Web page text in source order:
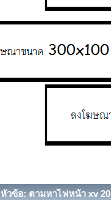
หัวข้อ: ตามหาไฟหน้า xv